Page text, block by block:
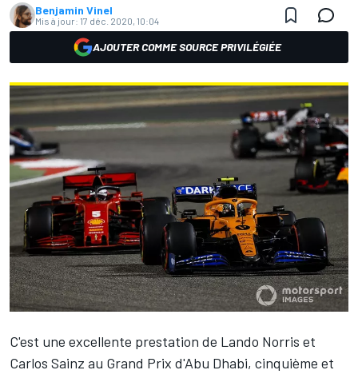
Benjamin Vinel
Mis à jour: 17 déc. 2020, 10:04
AJOUTER COMME SOURCE PRIVILÉGIÉE
C'est une excellente prestation de Lando Norris et
Carlos Sainz au Grand Prix d'Abu Dhabi, cinquième et